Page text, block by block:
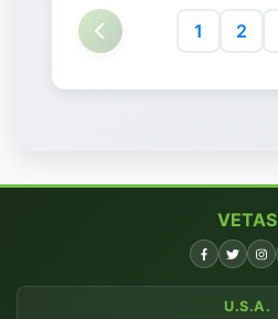
1 2
VETAS
U.S.A.